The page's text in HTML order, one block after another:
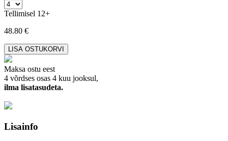
Tellimisel 12+
48.80 €
Maksa ostu eest
4 võrdses osas 4 kuu jooksul,
ilma lisatasudeta.
Lisainfo